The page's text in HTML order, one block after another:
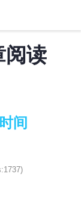
阅读
间